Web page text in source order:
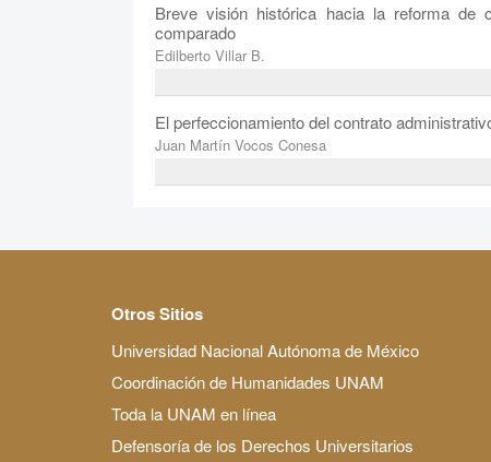
Breve visión histórica hacia la reforma de
comparado
Edilberto Villar B.
El perfeccionamiento del contrato
Juan Martín Vocos Conesa
Otros Sitios
Universidad Nacional Autónoma de México
Coordinación de Humanidades UNAM
Toda la UNAM en línea
Defensoría de los Derechos Universitarios